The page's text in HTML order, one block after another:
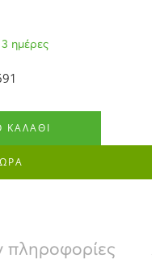
ημέρες
πληροφορίες